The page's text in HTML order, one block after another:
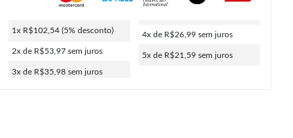
R$107,94 R$ 102,54
1x R$102,54 (5% desconto)
2x de R$53,97 sem juros
3x de R$35,98 sem juros
4x de R$26,99 sem juros
5x de R$21,59 sem juros